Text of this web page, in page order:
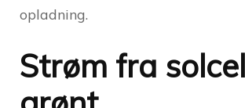
opladning.
Strøm fra